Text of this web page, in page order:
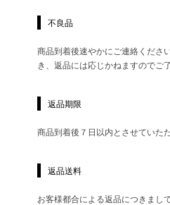
不良品
商品到着後速やかにご連絡くださ
き、返品には応じかねますのでご
返品期限
商品到着後７日以内とさせていた
返品送料
お客様都合による返品につきまし